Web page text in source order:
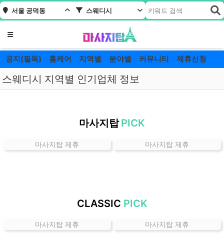
서울 공덕동 스웨디시
메뉴
공지(필독) 홈케어 지역별 분야별 커뮤니티 제휴신청
스웨디시 지역별 인기업체 정보
동
는
마사지탑 PICK
마사지탑 제휴 마사지탑 제휴
CLASSIC PICK
마사지탑 제휴 마사지탑 제휴